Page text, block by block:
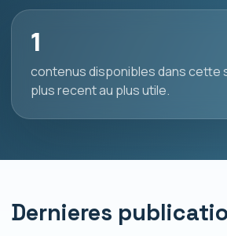
1
contenus disponibles dans cette
plus recent au plus utile.
Dernieres